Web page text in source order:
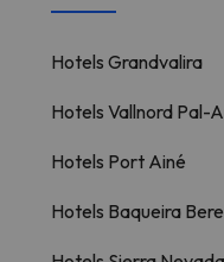
Hotels Grandvalira
Hotels Vallnord Pal-
Hotels Port Ainé
Hotels Baqueira